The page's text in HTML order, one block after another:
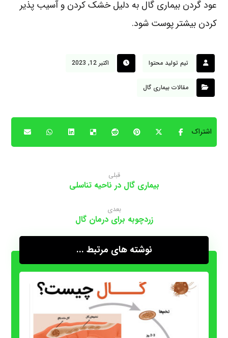
عود گردن بیماری گال به دلیل خشک کردن و آسیب پذیر
کردن بیشتر پوست شود.
تیم تولید محتوا اکتبر 12, 2023
مقالات بیماری گال
قبلی
بیماری گال در ناحیه تناسلی
بعدی
زردچوبه برای درمان گال
نوشته های مرتبط ...